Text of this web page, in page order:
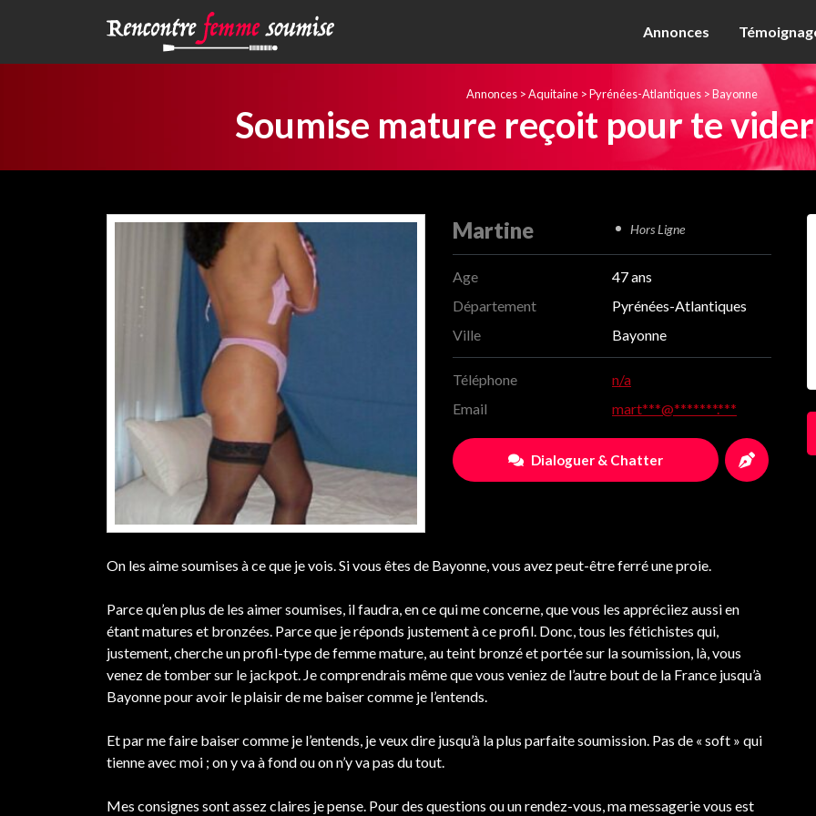
Annonces
Annonces >Aquitaine >Pyrénées-Atlantiques >Bayonne
Soumise mature reçoit pour te
Martine Hors Ligne
Age
47 ans
Département
Pyrénées-Atlantiques
Ville
Bayonne
Téléphone
n/a
Email
mart***@*******.***
Dialoguer & Chatter
On les aime soumises à ce que je vois. Si vous êtes de Bayonne, vous avez peut-être ferré une proie.
Parce qu’en plus de les aimer soumises, il faudra, en ce qui me concerne, que vous les appréciiez aussi en
étant matures et bronzées. Parce que je réponds justement à ce profil. Donc, tous les fétichistes qui,
justement, cherche un profil-type de femme mature, au teint bronzé et portée sur la soumission, là, vous
venez de tomber sur le jackpot. Je comprendrais même que vous veniez de l’autre bout de la France jusqu’à
Bayonne pour avoir le plaisir de me baiser comme je l’entends.
Et par me faire baiser comme je l’entends, je veux dire jusqu’à la plus parfaite soumission. Pas de « soft » qui
tienne avec moi ; on y va à fond ou on n’y va pas du tout.
Mes consignes sont assez claires je pense. Pour des questions ou un rendez-vous, ma messagerie vous est